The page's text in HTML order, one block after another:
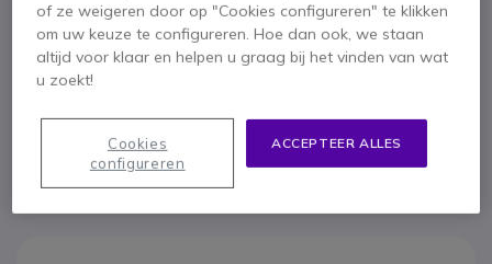
Koptelefoon
USB-C naar USB-A kabel
Kabeladapter
Voedingsadapter
Oorkussen
Handleiding
of ze weigeren door op "Cookies configureren" te klikken
om uw keuze te configureren. Hoe dan ook, we staan
altijd voor klaar en helpen u graag bij het vinden van wat
u zoekt!
ACCEPTEER ALLES
Cookies
configureren